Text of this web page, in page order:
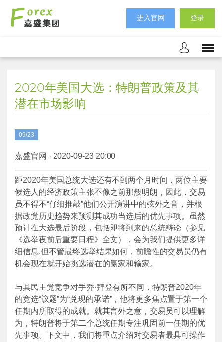
进入官网 登录
2020年美国大选：特朗普政策及其
潜在市场影响
09/23
嘉盛官网 · 2020-09-23 20:00
距2020年美国总统大选还有不到两个月时间，两位主要
候选人的经济政策主张不像之前那般明朗，因此，交易
员不得不“仔细推敲”他们公开演讲中的弦外之音，并根
据政党历史趋势来预测其成功当选后的优先事项。虽然
预计在大选最后阶段，包括即将到来的总统辩论（参见
《选举夜前后重要日程》全文），会为我们提供更多详
细信息,但不管最终选举结果如何，前瞻性的交易员仍有
机会现在就开始挑选潜在的赢家和输家。
与其民主党竞争对手乔·拜登有所不同，特朗普2020年
的竞选“议题”为“兑现的承诺”，他将更多焦点置于第一个
任期内所取得的成就。就其言外之意，交易员可以理解
为，特朗普将于第二个总统任期专注巩固前一任期的优
先事项。下文中，我们将重点介绍对交易者最具可操作